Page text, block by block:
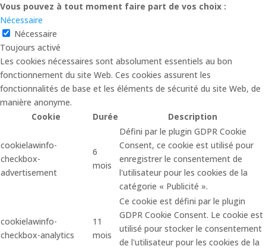
Vous pouvez à tout moment faire part de vos choix :
Nécessaire
Nécessaire
Toujours activé
Les cookies nécessaires sont absolument essentiels au bon
fonctionnement du site Web. Ces cookies assurent les
fonctionnalités de base et les éléments de sécurité du site Web, de
manière anonyme.
Cookie
Durée Description
cookielawinfo-
checkbox-
advertisement
6
mois
Défini par le plugin GDPR Cookie
Consent, ce cookie est utilisé pour
enregistrer le consentement de
l'utilisateur pour les cookies de la
catégorie « Publicité ».
cookielawinfo-
checkbox-analytics
11
mois
Ce cookie est défini par le plugin
GDPR Cookie Consent. Le cookie est
utilisé pour stocker le consentement
de l'utilisateur pour les cookies de la